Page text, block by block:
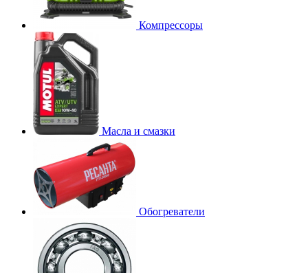
Компрессоры
Масла и смазки
Обогреватели